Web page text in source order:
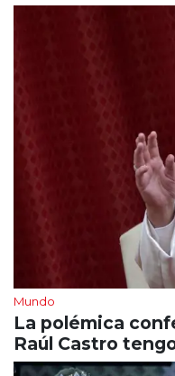
Mundo
La polémica
Raúl Castro